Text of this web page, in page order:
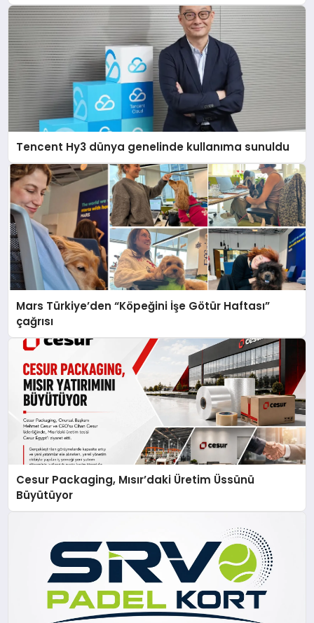
Tencent Hy3 dünya genelinde kullanıma sunuldu
Mars Türkiye’den “Köpeğini İşe Götür Haftası”
çağrısı
Cesur Packaging, Mısır’daki Üretim Üssünü
Büyütüyor